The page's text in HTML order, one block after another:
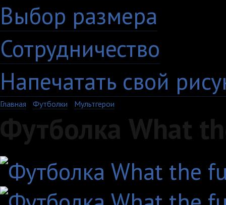
Выбор размера
Сотрудничество
Напечатать свой
Главная Футболки Мультгерои
Футболка What